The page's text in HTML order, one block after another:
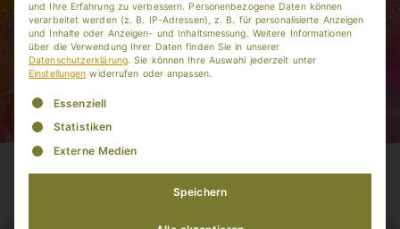
und Ihre Erfahrung zu verbessern. Personenbezogene Daten können
verarbeitet werden (z. B. IP-Adressen), z. B. für personalisierte Anzeigen
und Inhalte oder Anzeigen- und Inhaltsmessung. Weitere Informationen
über die Verwendung Ihrer Daten finden Sie in unserer
Datenschutzerklärung. Sie können Ihre Auswahl jederzeit unter
Einstellungen widerrufen oder anpassen.
Es folgt eine Liste der Service-Gruppen, für die eine
Essenziell
Statistiken
Externe Medien
Speichern